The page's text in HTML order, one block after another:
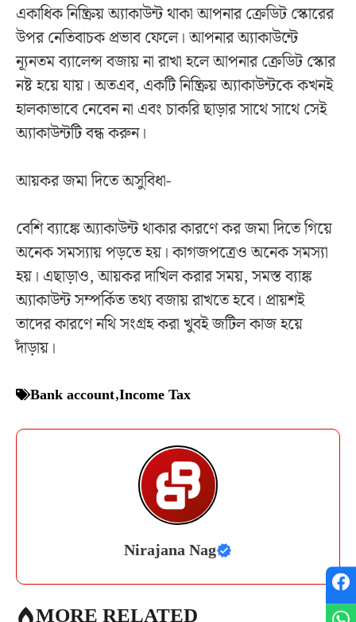
একাধিক নিষ্ক্রিয় অ্যাকাউন্ট থাকা আপনার ক্রেডিট স্কোরের
উপর নেতিবাচক প্রভাব ফেলে। আপনার অ্যাকাউন্টে
ন্যূনতম ব্যালেন্স বজায় না রাখা হলে আপনার ক্রেডিট স্কোর
নষ্ট হয়ে যায়। অতএব, একটি নিষ্ক্রিয় অ্যাকাউন্টকে কখনই
হালকাভাবে নেবেন না এবং চাকরি ছাড়ার সাথে সাথে সেই
অ্যাকাউন্টটি বন্ধ করুন।
আয়কর জমা দিতে অসুবিধা-
বেশি ব্যাঙ্কে অ্যাকাউন্ট থাকার কারণে কর জমা দিতে গিয়ে
অনেক সমস্যায় পড়তে হয়। কাগজপত্রেও অনেক সমস্যা
হয়। এছাড়াও, আয়কর দাখিল করার সময়, সমস্ত ব্যাঙ্ক
অ্যাকাউন্ট সম্পর্কিত তথ্য বজায় রাখতে হবে। প্রায়শই
তাদের কারণে নথি সংগ্রহ করা খুবই জটিল কাজ হয়ে
দাঁড়ায়।
Bank account,Income Tax
Nirajana Nag